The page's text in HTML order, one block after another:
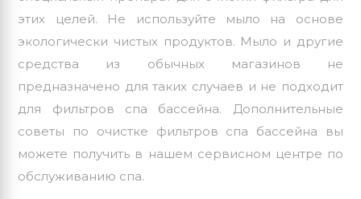
этих целей. Не используйте мыло на основе
экологически чистых продуктов. Мыло и другие
средства из обычных магазинов не
предназначено для таких случаев и не подходит
для фильтров спа бассейна. Дополнительные
советы по очистке фильтров спа бассейна вы
можете получить в нашем сервисном центре по
обслуживанию спа.